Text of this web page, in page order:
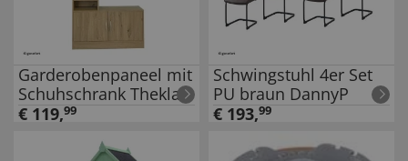
Garderobenpaneel mit
Schuhschrank Thekla
Artisaneiche
€ 119,99
Schwingstuhl 4er Set
PU braun DannyP
€ 193,99